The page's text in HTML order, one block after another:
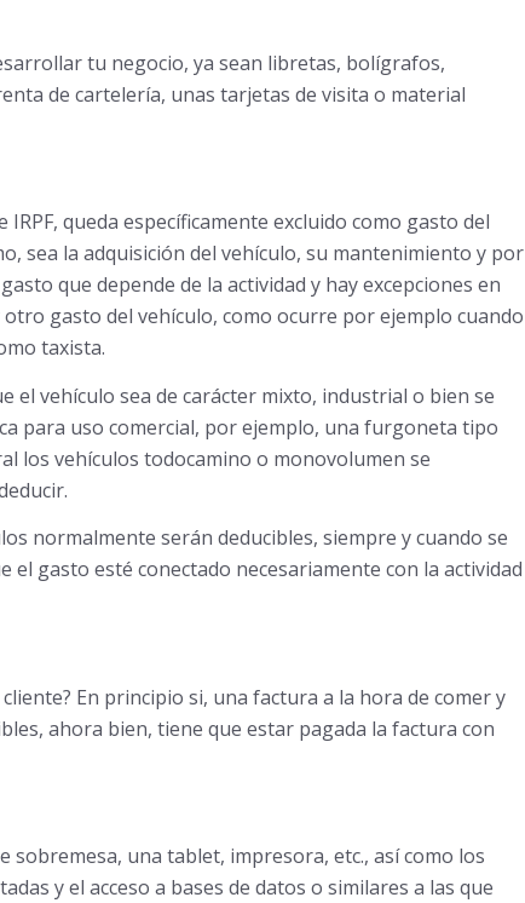
tu negocio, ya sean libretas, bolígrafos,
de cartelería, unas tarjetas de visita o material
queda específicamente excluido como gasto del
sea la adquisición del vehículo, su mantenimiento y por
que depende de la actividad y hay excepciones en
gasto del vehículo, como ocurre por ejemplo cuando
taxista.
el vehículo sea de carácter mixto, industrial o bien se
para uso comercial, por ejemplo, una furgoneta tipo
los vehículos todocamino o monovolumen se
normalmente serán deducibles, siempre y cuando se
gasto esté conectado necesariamente con la actividad
En principio si, una factura a la hora de comer y
ahora bien, tiene que estar pagada la factura con
una tablet, impresora, etc., así como los
y el acceso a bases de datos o similares a las que